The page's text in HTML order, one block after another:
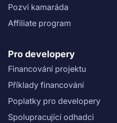
Pozvi kamaráda
Affiliate program
Pro developery
Financování projektu
Příklady financování
Poplatky pro developery
Spolupracující odhadci